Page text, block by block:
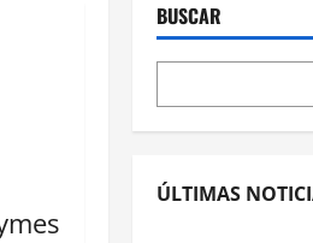
BUSCAR
ÚLTIMAS